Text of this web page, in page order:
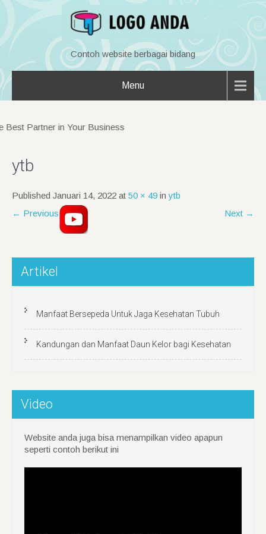
Contoh website berbagai bidang
Menu
Partner in Your Business
ytb
Published Januari 14, 2022 at 50 × 49 inytb
← Previous Next →
Artikel
Manfaat Bersepeda Untuk Jaga Kesehatan Tubuh
Kandungan dan Manfaat Daun Kelor bagi Kesehatan
Video
Website anda juga bisa menampilkan video apapun
seperti contoh berikut ini